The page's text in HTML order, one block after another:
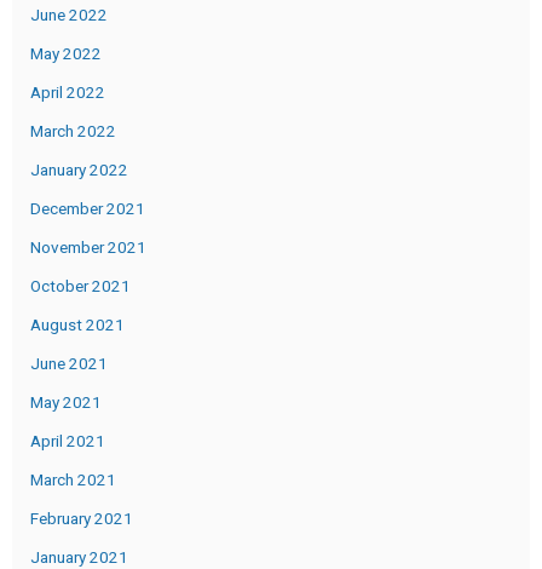
June 2022
May 2022
April 2022
March 2022
January 2022
December 2021
November 2021
October 2021
August 2021
June 2021
May 2021
April 2021
March 2021
February 2021
January 2021